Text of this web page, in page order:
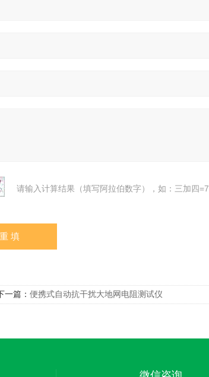
请输入计算结果（填写阿拉伯数字），如：三加四=7
一篇： 便携式自动抗干扰大地网电阻测试仪